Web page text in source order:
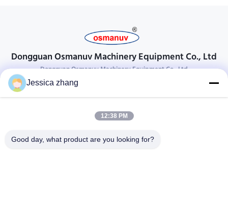
Dongguan Osmanuv Machinery Equipment Co., Ltd
Dongguan Osmanuv Machinery Equipment Co., Ltd
Neem contact op.
28 tweede industrieel, wei van Liu chong, Wanjiang, DongGuan,
86-769 -88125248
Jessica zhang
12:38 PM
Good day, what product are you looking for?